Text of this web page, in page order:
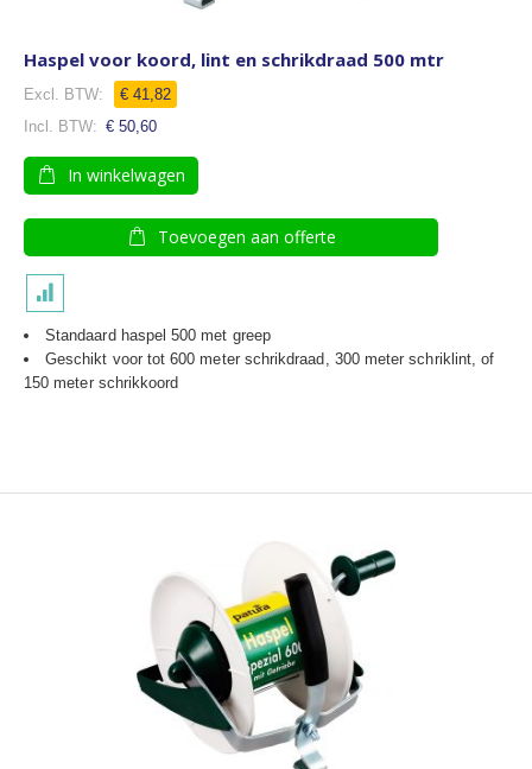
Haspel voor koord, lint en schrikdraad 500 mtr
€ 41,82
€ 50,60
In winkelwagen
Toevoegen aan offerte
Standaard haspel 500 met greep
Geschikt voor tot 600 meter schrikdraad, 300 meter schriklint, of
150 meter schrikkoord